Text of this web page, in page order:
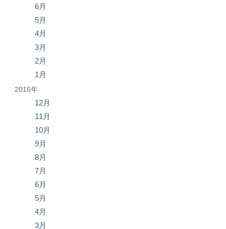
6月
5月
4月
3月
2月
1月
2016年
12月
11月
10月
9月
8月
7月
6月
5月
4月
3月